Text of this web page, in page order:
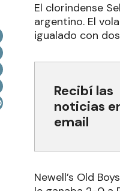
El clorindense
argentino. El
igualado con
Recibí las
noticias
email
Newell’s Old